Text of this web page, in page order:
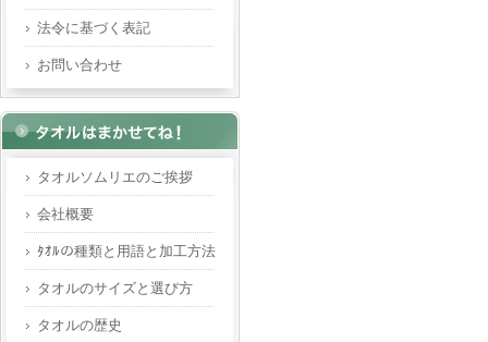
法令に基づく表記
お問い合わせ
タオルソムリエのご挨拶
会社概要
ﾀｵﾙの種類と用語と加工方法
タオルのサイズと選び方
タオルの歴史